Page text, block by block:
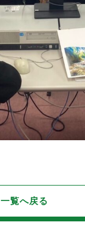
一覧へ戻る